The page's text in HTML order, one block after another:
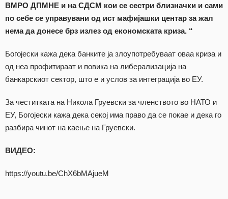
ВМРО ДПМНЕ и на СДСМ кои се сестри близначки и сами
по себе се управувани од ист мафијашки центар за жал
нема да донесе брз излез од економската криза. “
Богојески кажа дека банките ја злоупотребуваат оваа криза и
од неа профитираат и повика на либерализација на
банкарскиот сектор, што е и услов за интеграција во ЕУ.
За честитката на Никола Груевски за членството во НАТО и
ЕУ, Богојески кажа дека секој има право да се покае и дека го
разбира чинот на каење на Груевски.
ВИДЕО:
https://youtu.be/ChX6bMAjueM